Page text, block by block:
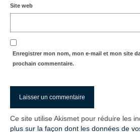
Site web
Enregistrer mon nom, mon e-mail et mon site
prochain commentaire.
Ce site utilise Akismet pour réduire les
plus sur la façon dont les données de